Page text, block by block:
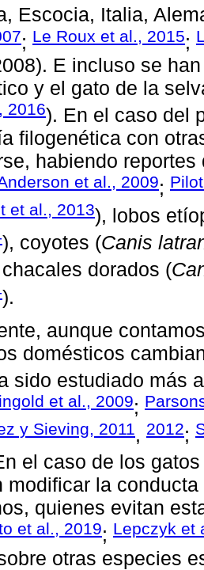
Escocia, Italia,
; Le Roux et al., 2015;
E incluso se
y el gato de la
2016). En el caso del
filogenética con
habiendo
et al., 2009;
et al., 2013), lobos
), coyotes (Canis
dorados (
).
aunque
domésticos
sido estudiado más
et al., 2009;
y Sieving, 2011, 2012;
el caso de los
modificar la
quienes evitan
et al., 2019; Lepczyk et
otras especies